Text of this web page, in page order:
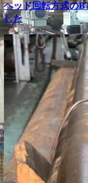
ヘッド回転方式の
した